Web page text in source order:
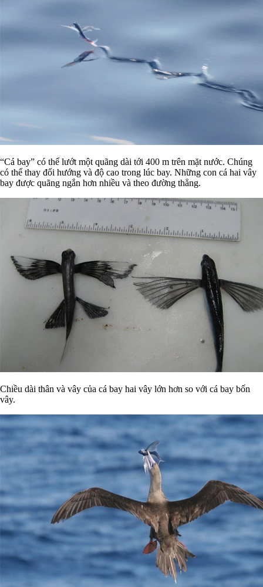
“Cá bay” có thể lướt một quãng dài tới 400 m trên mặt nước. Chúng
có thể thay đổi hướng và độ cao trong lúc bay. Những con cá hai vây
bay được quãng ngắn hơn nhiều và theo đường thẳng.
Chiều dài thân và vây của cá bay hai vây lớn hơn so với cá bay bốn
vây.